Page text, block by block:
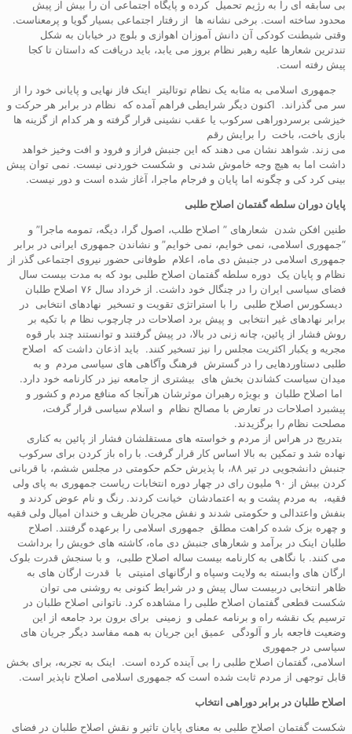
بی سابقه ای را به رژیم تحمیل کرده و پایگاه اجتماعی آن را بیش از پیش
محدود ساخته است. برخی نشانه ها از رفتار اجتماعی بسیار گویا و پرمعناست.
وقتی شیطنت کودکی آن دانش آموزان اهوازی و بلوچ در خیابان به شکل
تندترین شعارها علیه رهبر نظام بروز می یابد، باید دریافت که داستان تا کجا
پیش رفته است.
جمهوری اسلامی به مثابه یک نظام توتالیتر اینک فاز نهایی و پایانی خود را از
سر می گذراند. اکنون دیگر شرایطی فراهم آمده که نظام در برابر هر حرکت و
خیزشی برسردوراهی سرکوب یا عقب نشینی قرار گرفته و هر کدام از گزینه ها
بازی باخت، باخت را برایش رقم
می زند. شواهد نشان می دهند که این جنبش فراز و فرود و افت وخیز خواهد
داشت اما به هیچ وجه خاموش شدنی و شکست خوردنی نیست. نمی توان پیش
بینی کرد کی و چگونه اما پایان و فرجام ماجرا، آغاز شده است و دور نیست.
پایان دوران سلطه گفتمان اصلاح طلبی
طنین افکن شدن شعارهای ” اصلاح طلب، اصول گرا، دیگه، تمومه ماجرا” و
“جمهوری اسلامی، نمی خوایم، نمی خوایم” و نشاندن جمهوری ایرانی در برابر
جمهوری اسلامی در جنبش دی ماه، اعلام طوفانی حضور نیروی اجتماعی گذر از
نظام و پایان یک دوره سلطه گفتمان اصلاح طلبی بود که به مدت بیست سال
فضای سیاسی ایران را در چنگال خود داشت. از خرداد سال ۷۶ اصلاح طلبان
دیسکورس اصلاح طلبی را با استراتژی تقویت و تسخیر نهادهای انتخابی در
برابر نهادهای غیر انتخابی و پیش برد اصلاحات در چارچوب نظا م با تکیه بر
روش فشار از پائین، چانه زنی در بالا، در پیش گرفتند و توانستند چند بار قوه
مجریه و یکبار اکثریت مجلس را نیز تسخیر کنند. باید اذعان داشت که اصلاح
طلبی دستاوردهایی را در گسترش فرهنگ وآگاهی های سیاسی مردم و به
میدان سیاست کشاندن بخش های بیشتری از جامعه نیز در کارنامه خود دارد.
اما اصلاح طلبان و بوِیژه رهبران موثرشان هرآنجا که منافع مردم و کشور و
پیشبرد اصلاحات در تعارض با مصالح نظام و اسلام سیاسی قرار گرفت،
مصلحت نظام را برگزیدند.
بتدریج در هراس از مردم و خواسته های مستقلشان فشار از پائین به کناری
نهاده شد و تمکین به بالا اساس کار قرار گرفت. با راه باز کردن برای سرکوب
جنبش دانشجویی در تیر ۸۸، با پذیرش حکم حکومتی در مجلس ششم، با قربانی
کردن بیش از ۹۰ ملیون رای در چهار دوره انتخابات ریاست جمهوری به پای ولی
فقیه، به مردم پشت و به اعتمادشان خیانت کردند. رنگ و نام عوض کردند و
بنفش واعتدالی و حکومتی شدند و نفش مجریان ظریف و خندان امیال ولی فقیه
و چهره بزک شده کراهت مطلق جمهوری اسلامی را برعهده گرفتند. اصلاح
طلبان اینک در برآمد و شعارهای جنبش دی ماه، کاشته های خویش را برداشت
می کنند. با نگاهی به کارنامه بیست ساله اصلاح طلبی، و با سنجش قدرت بلوک
ارگان های وابسته به ولایت وسپاه و ارگانهای امنیتی با قدرت ارگان های به
ظاهر انتخابی دربیست سال پیش و در شرایط کنونی به روشنی می توان
شکست قطعی گفتمان اصلاح طلبی را مشاهده کرد. ناتوانی اصلاح طلبان در
ترسیم یک نقشه راه و برنامه عملی و زمینی برای برون برد جامعه از این
وضعیت فاجعه بار و آلودگی عمیق این جریان به همه مفاسد دیگر جریان های
سیاسی در جمهوری
اسلامی، گفتمان اصلاح طلبی را بی آینده کرده است. اینک به تجربه، برای بخش
قابل توجهی از مردم ثابت شده است که جمهوری اسلامی اصلاح ناپذیر است.
اصلاح طلبان در برابر دوراهی انتخاب
شکست گفتمان اصلاح طلبی به معنای پایان تاثیر و نقش اصلاح طلبان در فضای